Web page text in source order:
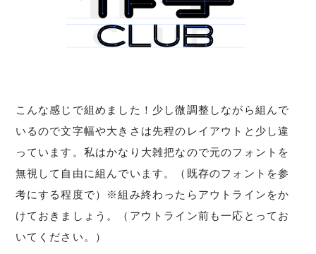
こんな感じで組めました！少し微調整しながら組んで
いるので文字幅や大きさは先程のレイアウトと少し違
っています。私はかなり大雑把なので元のフォントを
無視して自由に組んでいます。（既存のフォントを参
考にする程度で）※組み終わったらアウトラインをか
けておきましょう。（アウトライン前も一応とってお
いてください。）